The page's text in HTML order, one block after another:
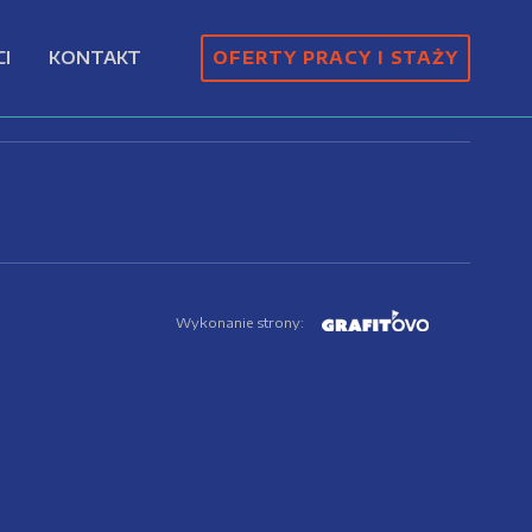
KONTAKT OFERTY PRACY I STAŻY
Wykonanie strony: